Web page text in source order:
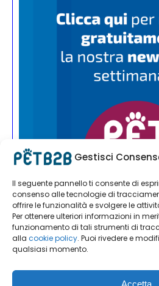
Gestisci
Il seguente pannello ti consente di
consenso alle tecnologie di
offrire le funzionalità e svolgere le
Per ottenere ulteriori informazioni in
funzionamento di tali strumenti di
alla cookie policy. Puoi rivedere e
qualsiasi momento.
Accetta